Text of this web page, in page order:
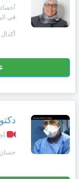
في
أكدال
حسان